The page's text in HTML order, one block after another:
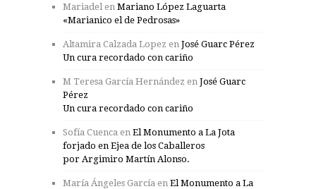
Mariadel en Mariano López Laguarta
«Marianico el de Pedrosas»
Altamira Calzada Lopez en José Guarc Pérez
Un cura recordado con cariño
M Teresa García Hernández en José Guarc
Pérez
Un cura recordado con cariño
Sofía Cuenca en El Monumento a La Jota
forjado en Ejea de los Caballeros
por Argimiro Martín Alonso.
María Ángeles García en El Monumento a La